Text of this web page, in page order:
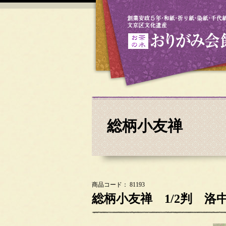
総柄小友禅
商品コード： 81193
総柄小友禅 1/2判 洛